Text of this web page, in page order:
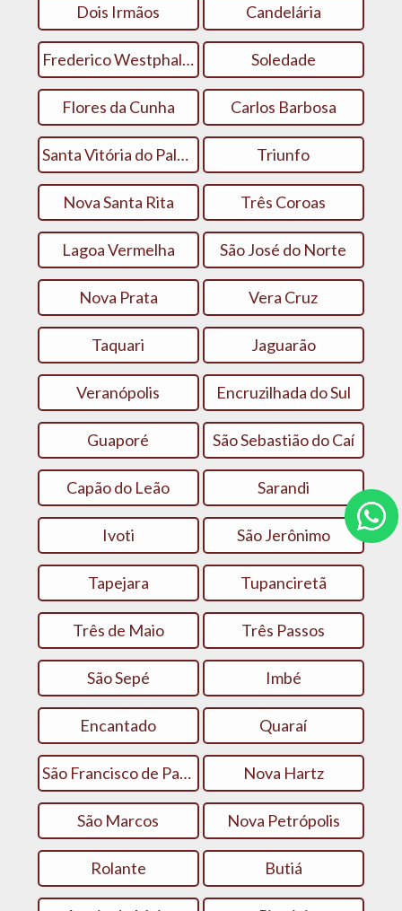
Dois Irmãos Candelária
Frederico Westphalen Soledade
Flores da Cunha Carlos Barbosa
Santa Vitória do Palmar Triunfo
Nova Santa Rita Três Coroas
Lagoa Vermelha São José do Norte
Nova Prata Vera Cruz
Taquari Jaguarão
Veranópolis Encruzilhada do Sul
Guaporé São Sebastião do Caí
Capão do Leão Sarandi
Ivoti São Jerônimo
Tapejara Tupanciretã
Três de Maio Três Passos
São Sepé Imbé
Encantado Quaraí
São Francisco de Paula Nova Hartz
São Marcos Nova Petrópolis
Rolante Butiá